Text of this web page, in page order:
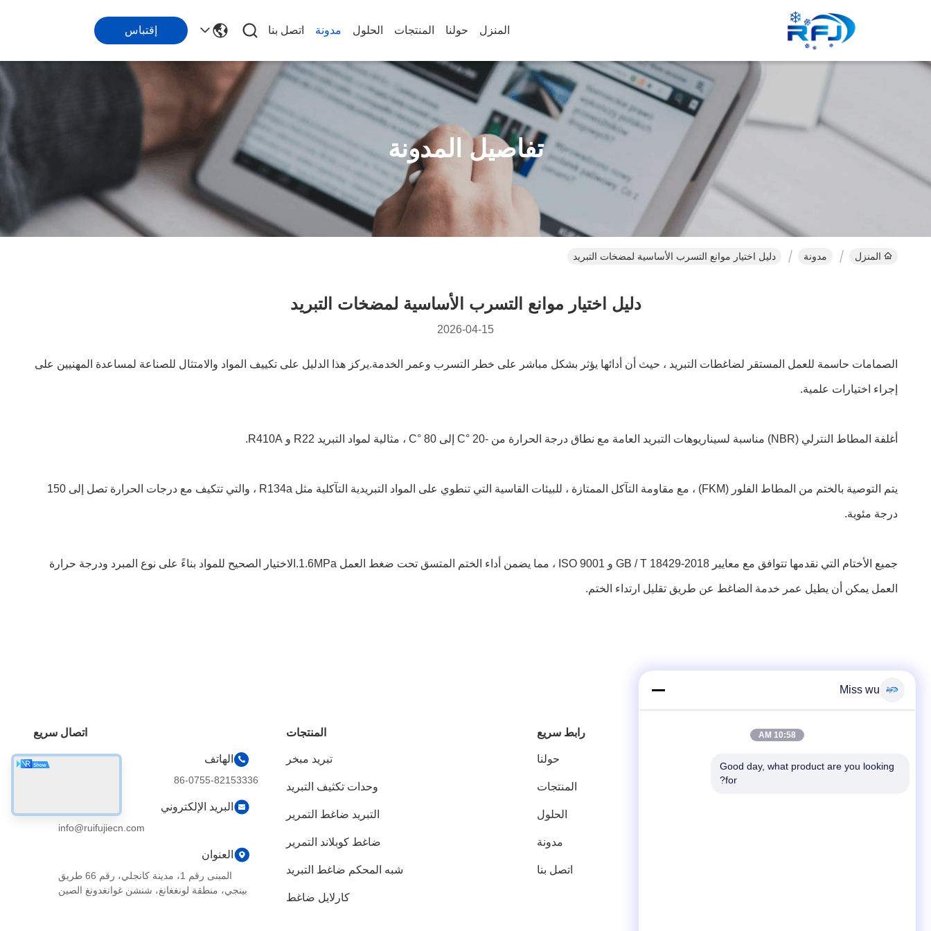
المنزل حولنا المنتجات الحلول مدونة اتصل بنا إقتباس
تفاصيل المدونة
المنزل مدونة دليل اختيار موانع التسرب الأساسية لمضخات التبريد
دليل اختيار موانع التسرب الأساسية لمضخات التبريد
2026-04-15
الصمامات حاسمة للعمل المستقر لضاغطات التبريد ، حيث أن أدائها يؤثر بشكل مباشر على خطر التسرب وعمر الخدمة.يركز هذا الدليل على تكييف المواد والامتثال للصناعة لمساعدة المهنيين على
إجراء اختيارات علمية.
أغلفة المطاط النترلي (NBR) مناسبة لسيناريوهات التبريد العامة مع نطاق درجة الحرارة من -20 °C إلى 80 °C ، مثالية لمواد التبريد R22 و R410A.
يتم التوصية بالختم من المطاط الفلور (FKM) ، مع مقاومة التآكل الممتازة ، للبيئات القاسية التي تنطوي على المواد التبريدية التآكلية مثل R134a ، والتي تتكيف مع درجات الحرارة تصل إلى 150
درجة مئوية.
جميع الأختام التي نقدمها تتوافق مع معايير GB / T 18429-2018 و ISO 9001 ، مما يضمن أداء الختم المتسق تحت ضغط العمل 1.6MPa.الاختيار الصحيح للمواد بناءً على نوع المبرد ودرجة حرارة
العمل يمكن أن يطيل عمر خدمة الضاغط عن طريق تقليل ارتداء الختم.
رابط سريع
حولنا
المنتجات
الحلول
مدونة
اتصل بنا
المنتجات
تبريد مبخر
وحدات تكثيف التبريد
التبريد ضاغط التمرير
ضاغط كوبلاند التمرير
شبه المحكم ضاغط التبريد
كارلايل ضاغط
اتصال سريع
الهاتف
86-0755-82153336
البريد الإلكتروني
info@ruifujiecn.com
العنوان
المبنى رقم 1، مدينة كانجلي، رقم 66 طريق
بينجي، منطقة لونغغانغ، شنشن غوانغدونغ الصين
Miss wu
10:58 AM
Good day, what product are you looking
for?